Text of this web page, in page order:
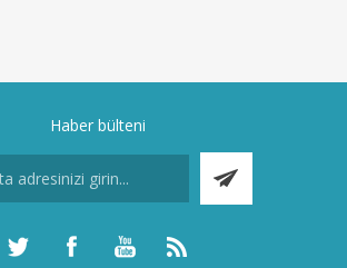
Haber bülteni